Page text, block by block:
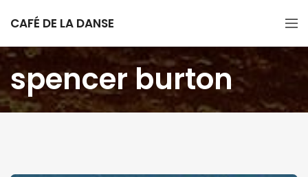
CAFÉ DE LA DANSE
spencer burton